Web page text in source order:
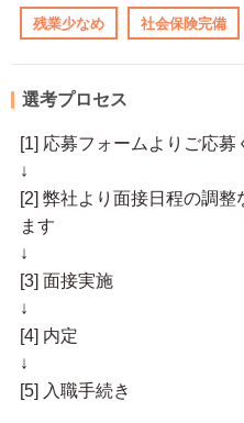
残業少なめ 社会保険完備
選考プロセス
[1] 応募フォームよりご応募
↓
[2] 弊社より面接日程の調
ます
↓
[3] 面接実施
↓
[4] 内定
↓
[5] 入職手続き